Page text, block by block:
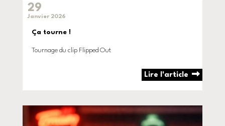
29
Janvier 2026
Ça tourne !
Tournage du clip Flipped Out
Lire l'article